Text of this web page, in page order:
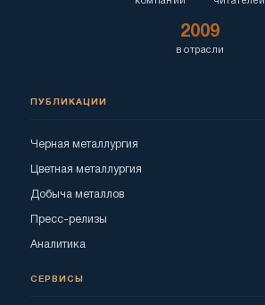
2009
в отрасли
ПУБЛИКАЦИИ
Черная металлургия
Цветная металлургия
Добыча металлов
Пресс-релизы
Аналитика
СЕРВИСЫ